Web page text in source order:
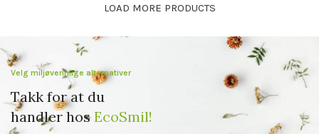
LOAD MORE PRODUCTS
Velg miljøvennlige alternativer
Takk for at du
handler hosEcoSmil!